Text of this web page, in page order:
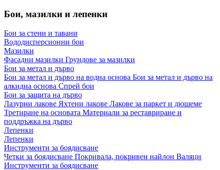
Бои, мазилки и лепенки
Бои за стени и тавани
Вододисперсионни бои
Мазилки
Фасадни мазилки Грундове за мазилки
Бои за метал и дърво
Бои за метал и дърво на водна основа Бои за метал и дърво на
алкидна основа Спрей бои
Бои за защита на дърво
Лазурни лакове Яхтени лакове Лакове за паркет и дюшеме
Третиране на основата Материали за реставриране и
поддръжка на дърво
Лепенки
Лепенки
Инструменти за боядисване
Четки за боядисване Покривала, покривен найлон Валяци
Инструменти за боядисване